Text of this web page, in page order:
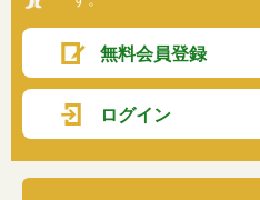
無料会員登録
ログイン